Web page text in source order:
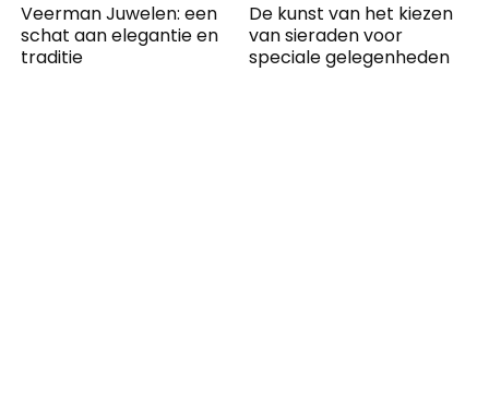
Veerman Juwelen: een
schat aan elegantie en
traditie
De kunst van het kiezen
van sieraden voor
speciale gelegenheden